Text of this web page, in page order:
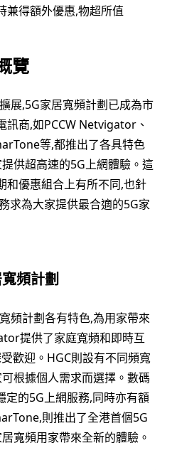
兼得額外優惠,物超所值
覽
展,5G家居寬頻計劃已成為市
訊商,如PCCW Netvigator、
等,都推出了各具特色
供超高速的5G上網體驗。這
和優惠組合上有所不同,也針
求為大家提供最合適的5G家
頻計劃
頻計劃各有特色,為用家帶來
提供了家庭寬頻和即時互
歡迎。HGC則設有不同頻寬
根據個人需求而選擇。數碼
定的5G上網服務,同時亦有額
則推出了全港首個5G
寬頻用家帶來全新的體驗。